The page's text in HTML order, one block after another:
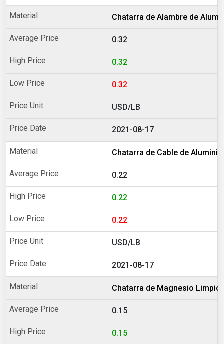
Chatarra de Alambre de
0.32
0.32
0.32
USD/LB
2021-08-17
Chatarra de Cable de
0.22
0.22
0.22
USD/LB
2021-08-17
Chatarra de Magnesio Limpio
0.15
0.15